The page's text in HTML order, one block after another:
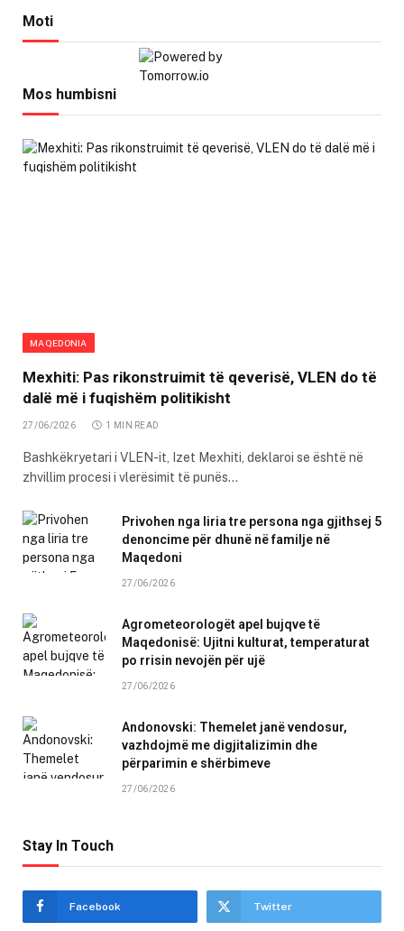
Moti
Mos humbisni
MAQEDONIA
Mexhiti: Pas rikonstruimit të qeverisë, VLEN do të
dalë më i fuqishëm politikisht
27/06/2026 1 MIN READ
Bashkëkryetari i VLEN-it, Izet Mexhiti, deklaroi se është në
zhvillim procesi i vlerësimit të punës…
Privohen nga liria tre persona nga gjithsej 5
denoncime për dhunë në familje në
Maqedoni
27/06/2026
Agrometeorologët apel bujqve të
Maqedonisë: Ujitni kulturat, temperaturat
po rrisin nevojën për ujë
27/06/2026
Andonovski: Themelet janë vendosur,
vazhdojmë me digjitalizimin dhe
përparimin e shërbimeve
27/06/2026
Stay In Touch
Facebook Twitter